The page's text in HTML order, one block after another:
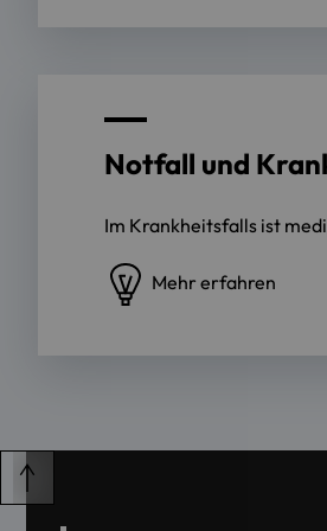
Notfall und
Im Krankheitsfalls ist
Mehr erfahren